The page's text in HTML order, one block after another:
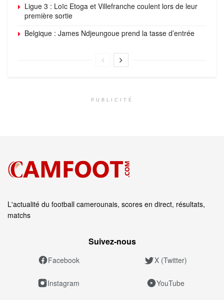
Ligue 3 : Loïc Etoga et Villefranche coulent lors de leur
première sortie
Belgique : James Ndjeungoue prend la tasse d’entrée
PUBLICITÉ
L'actualité du football camerounais, scores en direct, résultats,
matchs
Suivez‑nous
Facebook X (Twitter)
Instagram YouTube